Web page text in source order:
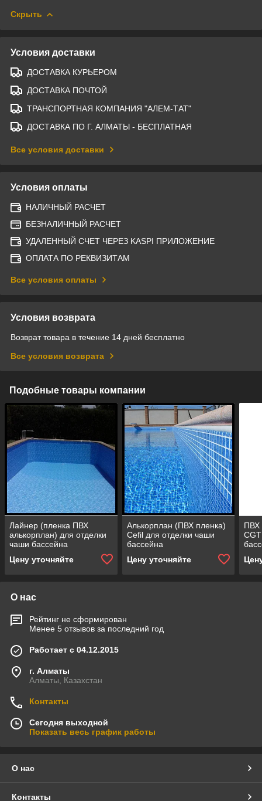
Скрыть
Условия доставки
ДОСТАВКА КУРЬЕРОМ
ДОСТАВКА ПОЧТОЙ
ТРАНСПОРТНАЯ КОМПАНИЯ "АЛЕМ-ТАТ"
ДОСТАВКА ПО Г. АЛМАТЫ - БЕСПЛАТНАЯ
Все условия доставки
Условия оплаты
НАЛИЧНЫЙ РАСЧЕТ
БЕЗНАЛИЧНЫЙ РАСЧЕТ
УДАЛЕННЫЙ СЧЕТ ЧЕРЕЗ KASPI ПРИЛОЖЕНИЕ
ОПЛАТА ПО РЕКВИЗИТАМ
Все условия оплаты
Условия возврата
Возврат товара в течение 14 дней бесплатно
Все условия возврата
Подобные товары компании
Лайнер (пленка ПВХ
алькорплан) для отделки
чаши бассейна
Цену уточняйте
Алькорплан (ПВХ пленка)
Cefil для отделки чаши
бассейна
Цену уточняйте
ПВХ
О нас
Рейтинг не сформирован
Менее 5 отзывов за последний год
Работает с 04.12.2015
г. Алматы
Алматы, Казахстан
Контакты
Сегодня выходной
Показать весь график работы
О нас
Контакты